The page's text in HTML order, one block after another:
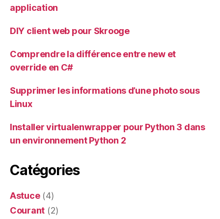
application
DIY client web pour Skrooge
Comprendre la différence entre new et
override en C#
Supprimer les informations d’une photo sous
Linux
Installer virtualenwrapper pour Python 3 dans
un environnement Python 2
Catégories
Astuce(4)
Courant (2)